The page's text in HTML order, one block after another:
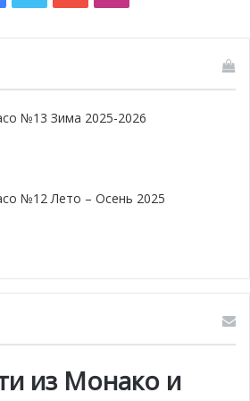
наслаждаясь тонким вкусом и
гастрономический опыт и
Она идеальна в любом
завтрака, с пастой на
или же в чистом виде — вам
№13 Зима 2025-2026
№12 Лето – Осень 2025
из Монако и